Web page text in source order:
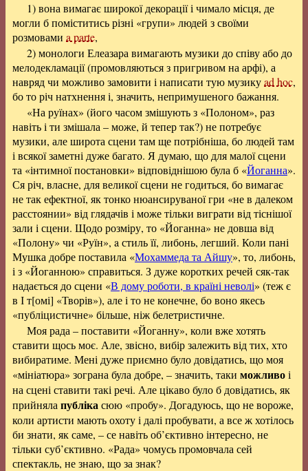
1) вона вимагає широкої декорації і чимало місця, де
могли б поміститись різні «групи» людей з своїми
розмовами a parte,
2) монологи Елеазара вимагають музики до співу або до
мелодекламації (промовляються з пригривом на арфі), а
навряд чи можливо замовити і написати тую музикуad hoc,
бо то річ натхнення і, значить, непримушеного бажання.
«На руїнах» (його часом змішують з «Полоном», раз
навіть і ти змішала – може, й тепер так?) не потребує
музики, але широта сцени там ще потрібніша, бо людей там
і всякої заметні дуже багато. Я думаю, що для малої сцени
та «інтимної постановки» відповіднішою була б «Йоганна».
Ся річ, власне, для великої сцени не годиться, бо вимагає
не так ефектної, як тонко нюансируваної гри «не в далеком
расстоянии» від глядачів і може тільки виграти від тіснішої
зали і сцени. Щодо розміру, то «Йоганна» не довша від
«Полону» чи «Руїн», a стиль її, либонь, легший. Коли пані
Мушка добре поставила «Мохаммеда та Айшу», то, либонь,
і з «Йоганною» справиться. З дуже коротких речей сяк-так
надається до сцени «В дому роботи, в країні неволі» (теж є
в І т[омі] «Творів»), але і то не конечне, бо воно якесь
«публіцистичне» більше, ніж белетристичне.
Моя рада – поставити «Йоганну», коли вже хотять
ставити щось моє. Але, звісно, вибір залежить від тих, хто
вибиратиме. Мені дуже приємно було довідатись, що моя
«мініатюра» зограна була добре, – значить, таки можливоі
на сцені ставити такі речі. Але цікаво було б довідатись, як
прийняла публікасюю «пробу». Догадуюсь, що не вороже,
коли артисти мають охоту і далі пробувати, а все ж хотілось
би знати, як саме, – се навіть об’єктивно інтересно, не
тільки суб’єктивно. «Рада» чомусь промовчала сей
спектакль, не знаю, що за знак?